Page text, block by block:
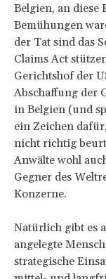
Belgien, an
Bemühungen
der Tat sind das
Claims Act
Gerichtshof der
Abschaffung der
in Belgien (und
ein Zeichen
nicht richtig
Anwälte wohl
Gegner des
Konzerne.
Natürlich gibt es
angelegte
strategische